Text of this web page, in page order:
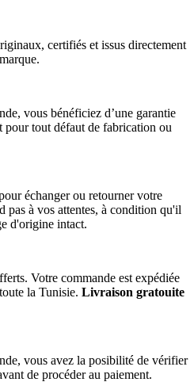
certifiés et issus directement
vous bénéficiez d’une garantie
pour tout défaut de fabrication ou
échanger ou retourner votre
pas à vos attentes, à condition qu'il
d'origine intact.
Votre commande est expédiée
la Tunisie. Livraison gratouite
vous avez la posibilité de vérifier
de procéder au paiement.